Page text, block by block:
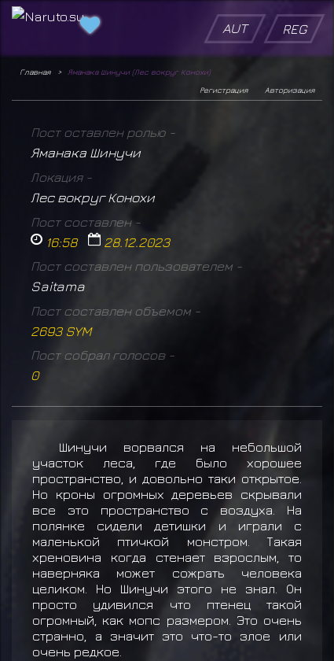
AUT REG
Главная
Яманака Шинучи (Лес вокруг Конохи)
Авторизация
Регистрация
Пост оставлен ролью -
Яманака Шинучи
Локация -
Лес вокруг Конохи
Пост составлен -
16:58 28.12.2023
Пост составлен пользователем -
Saitama
Пост составлен объемом -
2693 SYM
Пост собрал голосов -
0
Шинучи ворвался на небольшой
участок леса, где было хорошее
пространство, и довольно таки открытое.
Но кроны огромных деревьев скрывали
все это пространство с воздуха. На
полянке сидели детишки и играли с
маленькой птичкой монстром. Такая
хреновина когда стенает взрослым, то
наверняка может сожрать человека
целиком. Но Шинучи этого не знал. Он
просто удивился что птенец такой
огромный, как мопс размером. Это очень
странно, а значит это что-то злое или
очень редкое.